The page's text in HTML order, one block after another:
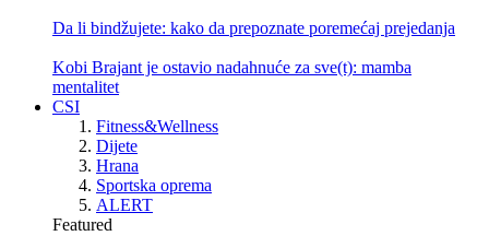
Da li bindžujete: kako da prepoznate poremećaj prejedanja
Kobi Brajant je ostavio nadahnuće za sve(t): mamba
mentalitet
CSI
Fitness&Wellness
Dijete
Hrana
Sportska oprema
ALERT
Featured